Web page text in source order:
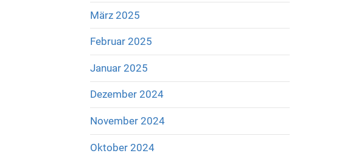
März 2025
Februar 2025
Januar 2025
Dezember 2024
November 2024
Oktober 2024